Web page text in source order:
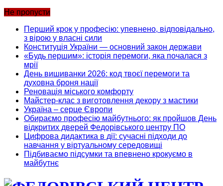
Не пропусти
Перший крок у професію: упевнено, відповідально,
з вірою у власні сили
Конституція України — основний закон держави
«Будь першим»: історія перемоги, яка почалася з
мрії
День вишиванки 2026: код твоєї перемоги та
духовна броня нації
Реновація міського комфорту
Майстер-клас з виготовлення декору з мастики
Україна – серце Європи
Обираємо професію майбутнього: як пройшов День
відкритих дверей Федорівського центру ПО
Цифрова дидактика в дії: сучасні підходи до
навчання у віртуальному середовищі
Підбиваємо підсумки та впевнено крокуємо в
майбутнє